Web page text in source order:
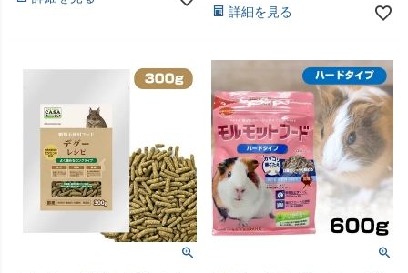
詳細を見る